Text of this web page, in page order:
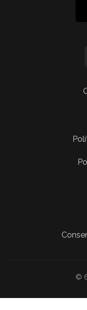
©